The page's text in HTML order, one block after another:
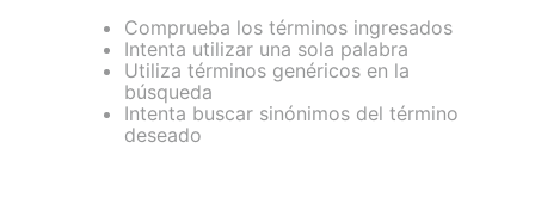
Comprueba los términos ingresados
Intenta utilizar una sola palabra
Utiliza términos genéricos en la
búsqueda
Intenta buscar sinónimos del término
deseado